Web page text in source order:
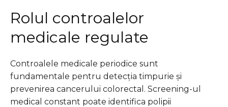
Rolul controalelor
medicale regulate
Controalele medicale periodice sunt
fundamentale pentru detecția timpurie și
prevenirea cancerului colorectal. Screening-ul
medical constant poate identifica polipii